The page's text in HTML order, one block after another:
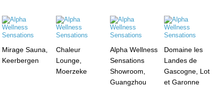
Mirage Sauna,
Keerbergen
Chaleur
Lounge,
Moerzeke
Alpha Wellness
Sensations
Showroom,
Guangzhou
Domaine les
Landes de
Gascogne, Lot
et Garonne